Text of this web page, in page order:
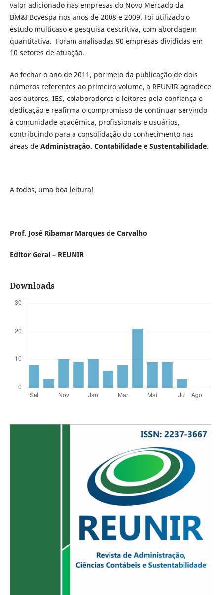
valor adicionado nas empresas do Novo Mercado da
BM&FBovespa nos anos de 2008 e 2009. Foi utilizado o
estudo multicaso e pesquisa descritiva, com abordagem
quantitativa. Foram analisadas 90 empresas divididas em
10 setores de atuação.
Ao fechar o ano de 2011, por meio da publicação de dois
números referentes ao primeiro volume, a REUNIR agradece
aos autores, IES, colaboradores e leitores pela confiança e
dedicação e reafirma o compromisso de continuar servindo
à comunidade acadêmica, profissionais e usuários,
contribuindo para a consolidação do conhecimento nas
áreas de Administração, Contabilidade e Sustentabilidade.
A todos, uma boa leitura!
Prof. José Ribamar Marques de Carvalho
Editor Geral – REUNIR
Downloads